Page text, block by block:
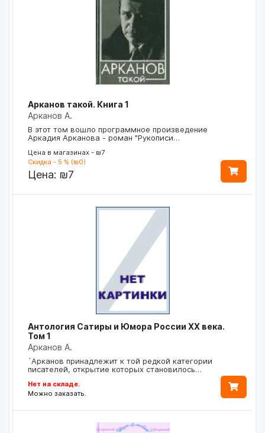
Арканов такой. Книга 1
Арканов А.
В этот том вошло программное произведение
Аркадия Арканова - роман "Рукописи…
Цена в магазинах - ₪7
Скидка - 5 % (₪0)
Цена: ₪7
Антология Сатиры и Юмора России ХХ века.
Том 1
Арканов А.
`Арканов принадлежит к той редкой категории
писателей, открытие которых становилось…
Нет на складе.
Можно заказать.